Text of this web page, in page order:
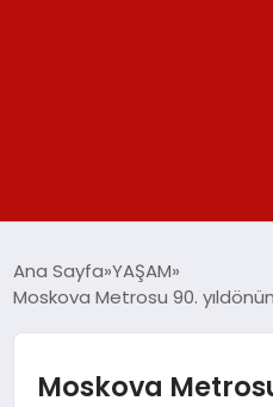
YAŞAM
Ana Sayfa YAŞAM
Moskova Metrosu 90.
Moskova